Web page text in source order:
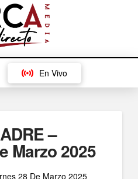
En Vivo
–
Marzo 2025
28 De Marzo 2025